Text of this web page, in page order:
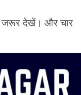
जरूर देखें। और चार